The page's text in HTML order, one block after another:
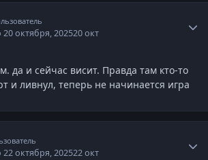
20 октября, 202520 окт
да и сейчас висит. Правда там кто-то
и ливнул, теперь не начинается игра
22 октября, 202522 окт